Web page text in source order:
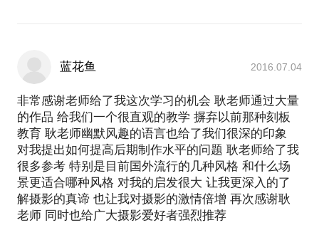
蓝花鱼 2016.07.04
非常感谢老师给了我这次学习的机会 耿老师通过大量
的作品 给我们一个很直观的教学 摒弃以前那种刻板
教育 耿老师幽默风趣的语言也给了我们很深的印象
对我提出如何提高后期制作水平的问题 耿老师给了我
很多参考 特别是目前国外流行的几种风格 和什么场
景更适合哪种风格 对我的启发很大 让我更深入的了
解摄影的真谛 也让我对摄影的激情倍增 再次感谢耿
老师 同时也给广大摄影爱好者强烈推荐